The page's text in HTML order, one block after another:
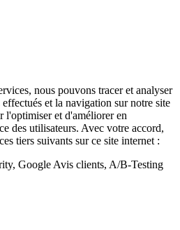
nous pouvons tracer et analyser
et la navigation sur notre site
l'optimiser et d'améliorer en
des utilisateurs. Avec votre accord,
tiers suivants sur ce site internet :
Google Avis clients, A/B-Testing